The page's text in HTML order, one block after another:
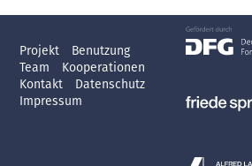
Projekt
Benutzung
Team
Kooperationen
Kontakt
Datenschutz
Impressum